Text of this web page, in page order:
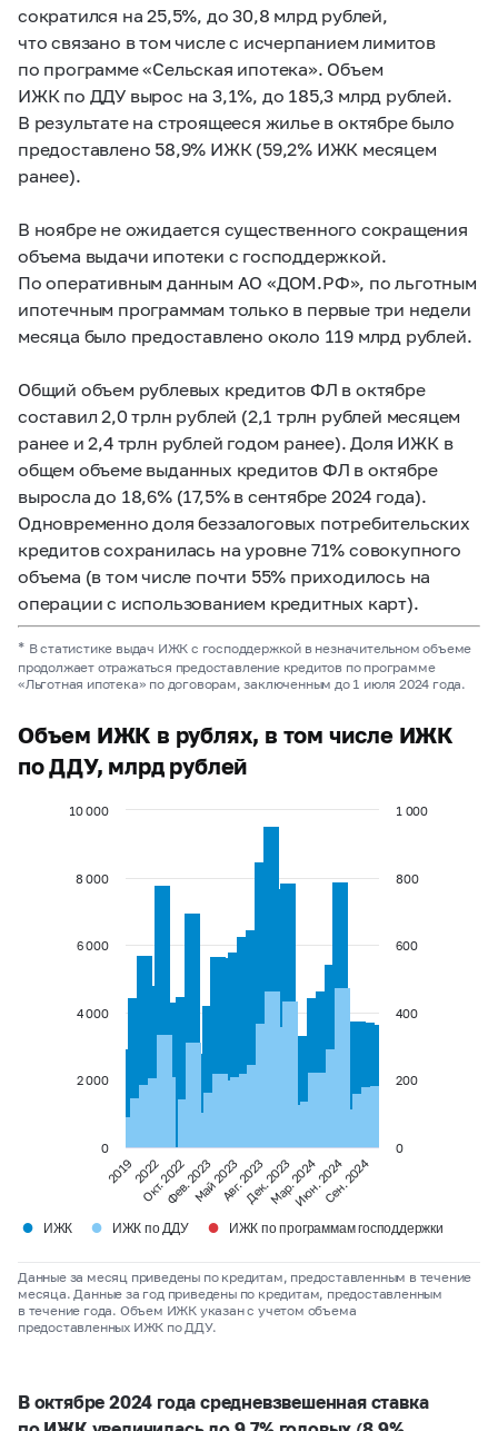
сократился на 25,5%, до 30,8 млрд рублей,
что связано в том числе с исчерпанием лимитов
по программе «Сельская ипотека». Объем
ИЖК по ДДУ вырос на 3,1%, до 185,3 млрд рублей.
В результате на строящееся жилье в октябре было
предоставлено 58,9% ИЖК (59,2% ИЖК месяцем
ранее).
В ноябре не ожидается существенного сокращения
объема выдачи ипотеки с господдержкой.
По оперативным данным АО «ДОМ.РФ», по льготным
ипотечным программам только в первые три недели
месяца было предоставлено около 119 млрд рублей.
Общий объем рублевых кредитов ФЛ в октябре
составил 2,0 трлн рублей (2,1 трлн рублей месяцем
ранее и 2,4 трлн рублей годом ранее). Доля ИЖК в
общем объеме выданных кредитов ФЛ в октябре
выросла до 18,6% (17,5% в сентябре 2024 года).
Одновременно доля беззалоговых потребительских
кредитов сохранилась на уровне 71% совокупного
объема (в том числе почти 55% приходилось на
операции с использованием кредитных карт).
* В статистике выдач ИЖК с господдержкой в незначительном объеме
продолжает отражаться предоставление кредитов по программе
«Льготная ипотека» по договорам, заключенным до 1 июля 2024 года.
Объем ИЖК в рублях, в том числе ИЖК
по ДДУ, млрд рублей
2019 Окт. 2022Май 2023Дек. 2023Июн. 2024
2022Фев. 2023Авг. 2023Мар. 2024Сен. 2024
0
2 000
4 000
6 000
8 000
10 000
0
200
400
600
800
1 000
● ИЖК ● ИЖК по ДДУ ● ИЖК по программам господдержки
Данные за месяц приведены по кредитам, предоставленным в течение
месяца. Данные за год приведены по кредитам, предоставленным
в течение года. Объем ИЖК указан с учетом объема
предоставленных ИЖК по ДДУ.
В октябре 2024 года средневзвешенная ставка